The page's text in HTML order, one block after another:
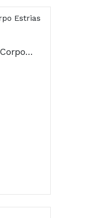
Isdin Woman Creme Corpo Estrias 250ml